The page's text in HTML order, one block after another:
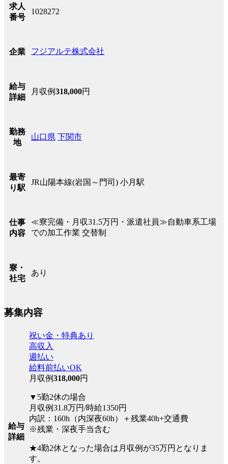
求人
番号
1028272
企業 フジアルテ株式会社
給与
詳細
月収例318,000円
勤務
地
山口県 下関市
最寄
り駅
JR山陽本線(岩国～門司) 小月駅
仕事
内容
≪寮完備・月収31.5万円・派遣社員≫自動車系工場
での加工作業 交替制
寮・
社宅
あり
募集内容
給与
詳細
祝い金・特典あり
高収入
週払い
給料前払いOK
月収例318,000円
▼5勤2休の場合
月収例31.8万円/時給1350円
内訳：160h（内深夜60h）＋残業40h+交通費
※残業・深夜手当含む
★4勤2休となった場合は月収例が35万円となりま
す。